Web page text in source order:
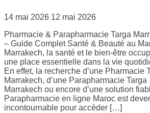
14 mai 2026 12 mai 2026
Pharmacie & Parapharmacie Targa
– Guide Complet Santé & Beauté au
Marrakech, la santé et le bien-être
une place essentielle dans la vie
En effet, la recherche d’une Pharmacie
Marrakech, d’une Parapharmacie Targa
Marrakech ou encore d’une solution
Parapharmacie en ligne Maroc est
incontournable pour accéder […]